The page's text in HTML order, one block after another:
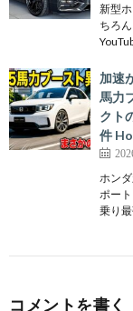
新型
ちろ
加速
馬力
クト
件
ホン
ポー
乗り
コメントを書く